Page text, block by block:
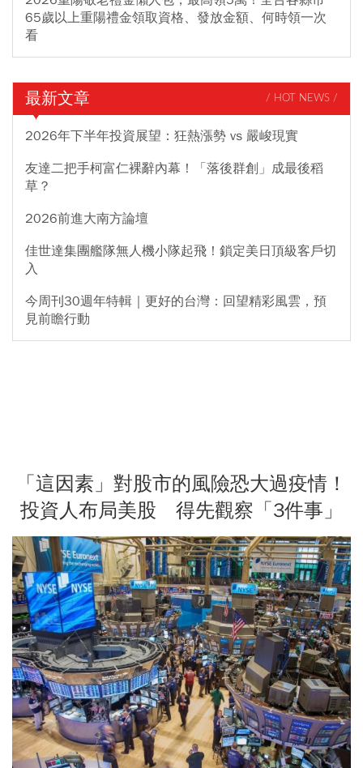
65歲以上重陽禮金領取資格、發放金額、何時領一次
看
最新文章 / HOT NEWS /
2026年下半年投資展望：狂熱漲勢 vs 嚴峻現實
友達二把手柯富仁裸辭內幕！「落後群創」成最後稻
草？
2026前進大南方論壇
佳世達集團艦隊無人機小隊起飛！鎖定美日頂級客戶切
入
今周刊30週年特輯｜更好的台灣：回望精彩風雲，預
見前瞻行動
「這因素」對股市的風險恐大過疫情！
投資人布局美股 得先觀察「3件事」